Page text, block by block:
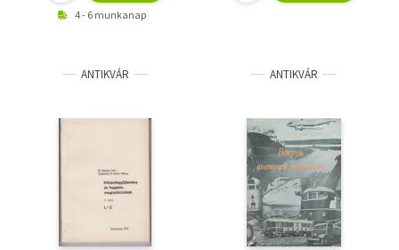
4 - 6 munkanap
ANTIKVÁR ANTIKVÁR